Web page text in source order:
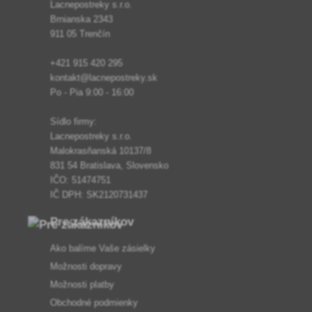
Lacnepostreky s.r.o.
Brnianska 2343
911 05 Trenčín
+421 915 420 295
kontakt@lacnepostreky.sk
Po - Pia 9:00 - 16:00
Sídlo firmy:
Lacnepostreky s.r.o.
Malokrasňanská 10137/8
831 54 Bratislava, Slovensko
IČO: 51474751
IČ DPH: SK2120731437
Pre zákazníkov
Ako balíme Vaše zásielky
Možnosti dopravy
Možnosti platby
Obchodné podmienky